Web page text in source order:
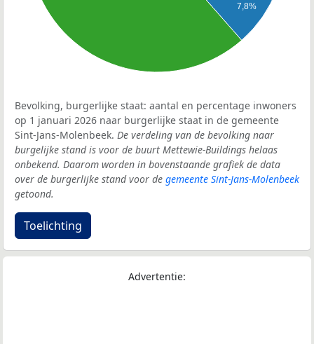
7,8%
Bevolking, burgerlijke staat: aantal en percentage inwoners
op 1 januari 2026 naar burgerlijke staat in de gemeente
Sint-Jans-Molenbeek. De verdeling van de bevolking naar
burgelijke stand is voor de buurt Mettewie-Buildings helaas
onbekend. Daarom worden in bovenstaande grafiek de data
over de burgerlijke stand voor de gemeente Sint-Jans-Molenbeek
getoond.
Toelichting
Advertentie: